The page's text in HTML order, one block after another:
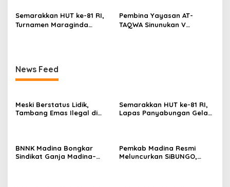
Semarakkan HUT ke-81 RI,
Turnamen Maraginda
Pembina Yayasan AT-
TAQWA Sinunukan V
News Feed
Meski Berstatus Lidik,
Tambang Emas Ilegal di
Semarakkan HUT ke-81 RI,
Lapas Panyabungan Gelar
BNNK Madina Bongkar
Sindikat Ganja Madina–
Pemkab Madina Resmi
Meluncurkan SiBUNGO,